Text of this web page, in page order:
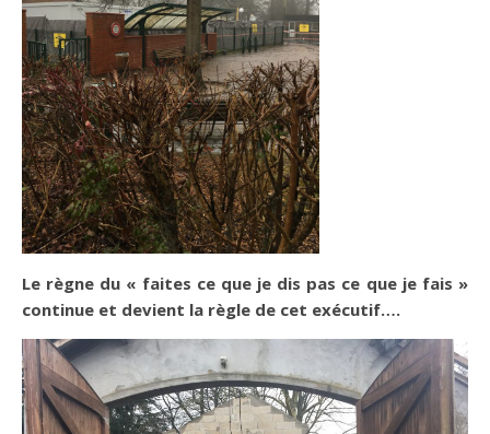
Le règne du « faites ce que je dis pas ce que je fais »
continue et devient la règle de cet exécutif….